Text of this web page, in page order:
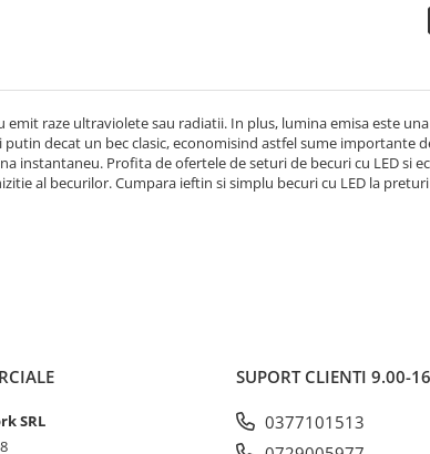
raze ultraviolete sau radiatii. In plus, lumina emisa este
decat un bec clasic, economisind astfel sume importante
instantaneu. Profita de ofertele de seturi de becuri cu LED si
al becurilor. Cumpara ieftin si simplu becuri cu LED la
SRL
SUPORT CLIENTI 9.00-
0377101513